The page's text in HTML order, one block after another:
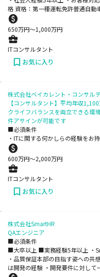
格 資格：第一種運転免許普通自動
650万円〜1,000万円
ITコンサルタント
お気に入り
株式会社ベイカレント・コンサル
【コンサルタント】平均年収
クライフバランスを両立できる環
件アサインが可能です
■必須条件
・ITに関する何かしらの経験をお
600万円〜2,000万円
ITコンサルタント
お気に入り
株式会社SmartHR
QAエンジニア
■必須条件
■大卒以上 ■実務経験5年以上 ・
・品質保証本部の目指す姿への共
は開発の経験 ・開発要件に対して